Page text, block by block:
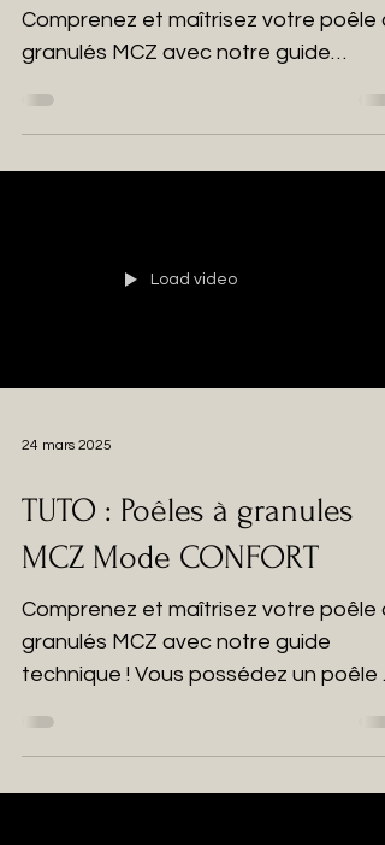
Comprenez et maîtrisez votre poêle à
granulés MCZ avec notre guide
Load video
24 mars 2025
TUTO : Poêles à granules
MCZ Mode CONFORT
Comprenez et maîtrisez votre poêle à
granulés MCZ avec notre guide
technique ! Vous possédez un poêle à